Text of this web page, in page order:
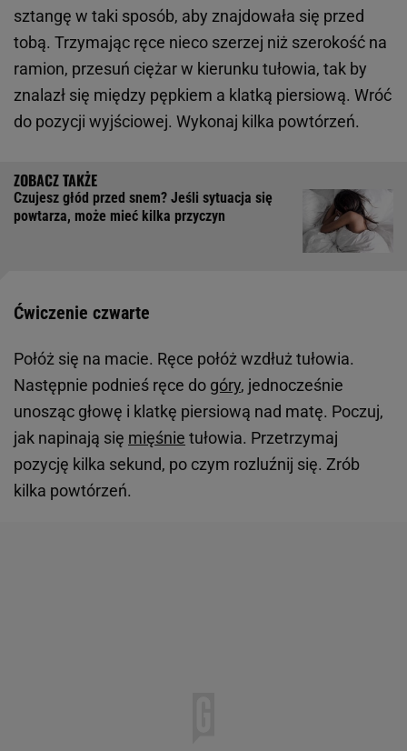
sztangę w taki sposób, aby znajdowała się przed
tobą. Trzymając ręce nieco szerzej niż szerokość na
ramion, przesuń ciężar w kierunku tułowia, tak by
znalazł się między pępkiem a klatką piersiową. Wróć
do pozycji wyjściowej. Wykonaj kilka powtórzeń.
Czujesz głód przed snem? Jeśli sytuacja się
powtarza, może mieć kilka przyczyn
Ćwiczenie czwarte
Połóż się na macie. Ręce połóż wzdłuż tułowia.
Następnie podnieś ręce do góry, jednocześnie
unosząc głowę i klatkę piersiową nad matę. Poczuj,
jak napinają się mięśnie tułowia. Przetrzymaj
pozycję kilka sekund, po czym rozluźnij się. Zrób
kilka powtórzeń.